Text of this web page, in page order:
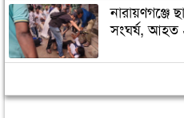
নারায়ণগঞ্জে
সংঘর্ষ, আহত
‘যে
ছবি নেই,